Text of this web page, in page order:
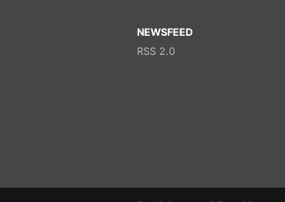
NEWSFEED
RSS 2.0